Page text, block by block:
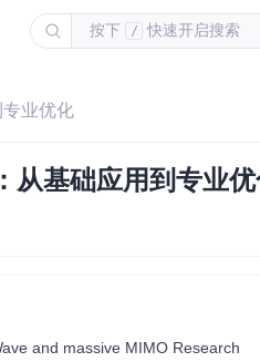
按下 / 快速开启搜索
业优化
从基础应用到专业
and massive MIMO Research